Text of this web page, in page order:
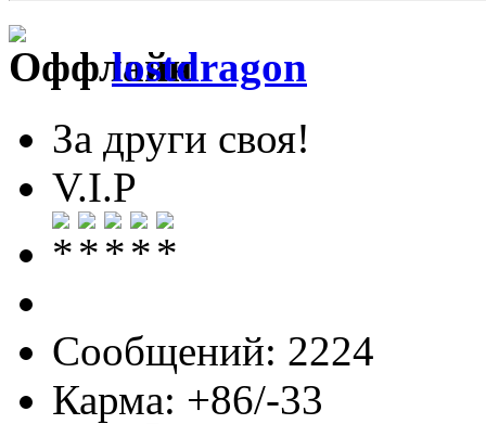
lostdragon
За други своя!
V.I.P
Сообщений: 2224
Карма: +86/-33